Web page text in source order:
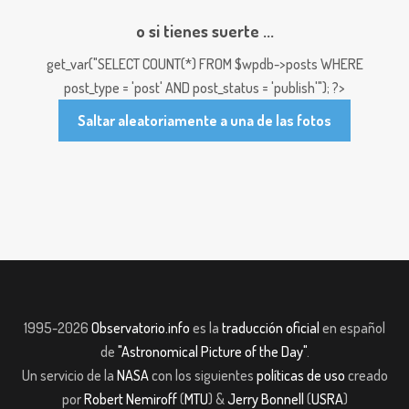
o si tienes suerte ...
get_var("SELECT COUNT(*) FROM $wpdb->posts WHERE
post_type = 'post' AND post_status = 'publish'"); ?>
Saltar aleatoriamente a una de las fotos
1995-2026 Observatorio.info es la traducción oficial en español
de "Astronomical Picture of the Day".
Un servicio de la NASAcon los siguientes políticas de uso creado
porRobert Nemiroff(MTU) &Jerry Bonnell (USRA)